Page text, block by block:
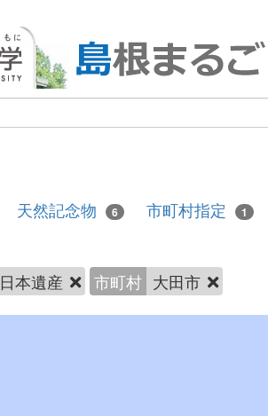
天然記念物 6 市町村指定 1
日本遺産 市町村 大田市